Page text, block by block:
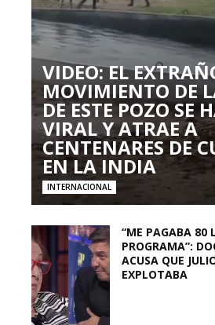
VIDEO: EL
MOVIMIENTO DE
DE ESTE POZO SE
VIRAL Y ATRAE A
CENTENARES DE
EN LA INDIA
INTERNACIONAL
“ME PAGABA 80
PROGRAMA”:
ACUSA QUE
EXPLOTABA